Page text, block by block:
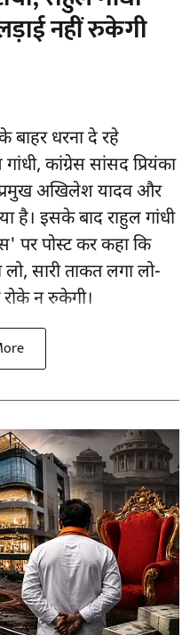
नहीं रुकेगी
बाहर धरना दे रहे
कांग्रेस सांसद प्रियंका
के प्रमुख अखिलेश यादव और
है। इसके बाद राहुल गांधी
पर पोस्ट कर कहा कि
लो, सारी ताकत लगा लो-
न रुकेगी।